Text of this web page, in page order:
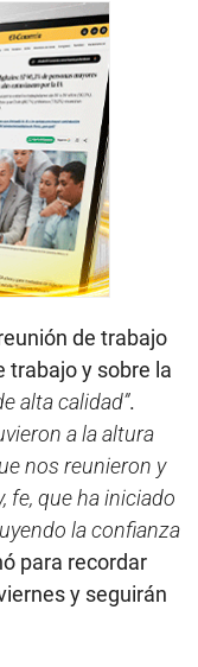
de trabajo
trabajo y sobre la
alta calidad”.
a la altura
nos reunieron y
fe, que ha iniciado
la confianza
para recordar
y seguirán